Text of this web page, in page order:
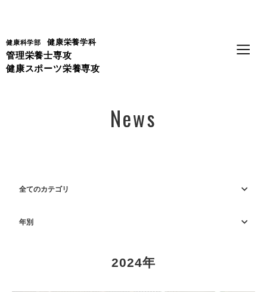
健康科学部 健康栄養学科
管理栄養士専攻
健康スポーツ栄養専攻
News
全てのカテゴリ
年別
2024年